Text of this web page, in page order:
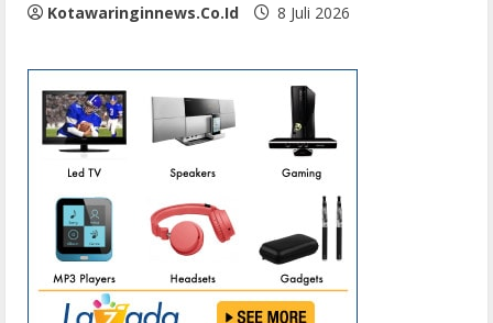
Kotawaringinnews.co.id 8 Juli 2026